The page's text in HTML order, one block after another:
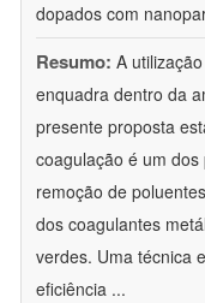
dopados com
Resumo: A
enquadra dentro da
presente proposta
coagulação é um
remoção de
dos coagulantes
verdes. Uma técnica
eficiência ...